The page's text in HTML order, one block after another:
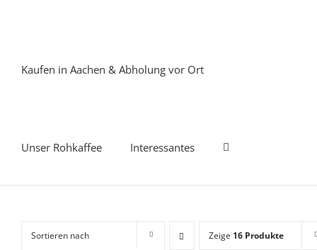
Kaufen in Aachen & Abholung vor Ort
Unser Rohkaffee Interessantes
Sortieren nach Zeige 16 Produkte